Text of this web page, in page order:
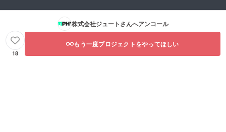
株式会社ジュートさんへアンコール
18
もう一度プロジェクトをやってほしい